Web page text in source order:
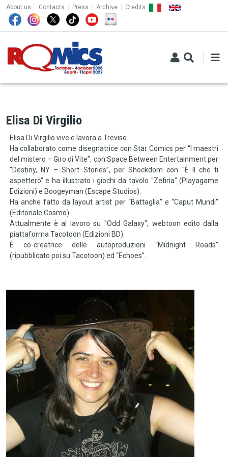
Skip to main content
TOP MENU
About us Contacts Press Archive Credits
Elisa Di Virgilio
Elisa Di Virgilio vive e lavora a Treviso.
Ha collaborato come disegnatrice con Star Comics per “I maestri
del mistero – Giro di Vite”, con Space Between Entertainment per
“Destiny, NY – Short Stories”, per Shockdom con "È lì che ti
aspetterò" e ha illustrato i giochi da tavolo "Zefiria" (Playagame
Edizioni) e Boogeyman (Escape Studios).
Ha anche fatto da layout artist per “Battaglia” e “Caput Mundi”
(Editoriale Cosmo).
Attualmente è al lavoro su "Odd Galaxy", webtoon edito dalla
piattaforma Tacotoon (Edizioni BD).
È co-creatrice delle autoproduzioni “Midnight Roads”
(ripubblicato poi su Tacotoon) ed “Echoes”.